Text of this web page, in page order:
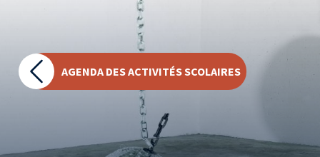
AGENDA DES ACTIVITÉS SCOLAIRES